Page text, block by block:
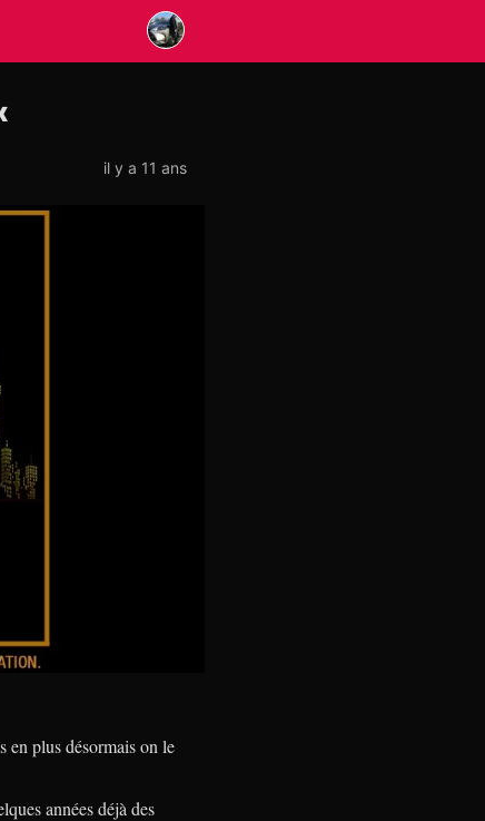
il y a 11 ans
en plus désormais on le
années déjà des